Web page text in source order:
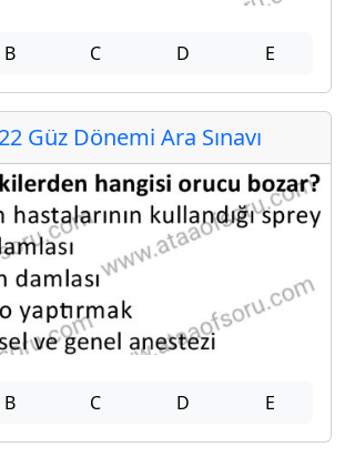
B C D E
Güz Dönemi Ara Sınavı
B C D E